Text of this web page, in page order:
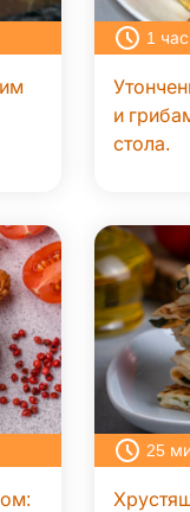
1 час
и
стола.
25